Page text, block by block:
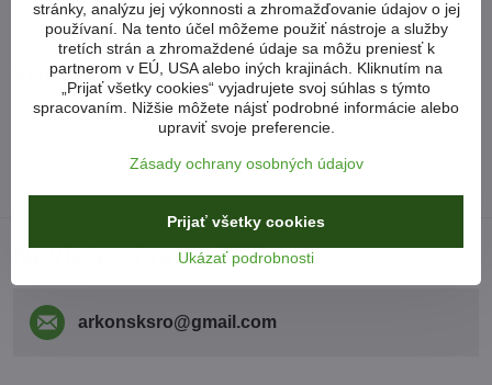
predlžovací kábel
praktický pevný kufrík
Viac z kategórie
NOVINKY DIAGNOSTIKA / SKÚŠAČKY / TESTERY
Neviete si poradiť?
arkonsksro​@gmail​.com
stránky, analýzu jej výkonnosti a zhromažďovanie údajov o jej
používaní. Na tento účel môžeme použiť nástroje a služby
tretích strán a zhromaždené údaje sa môžu preniesť k
partnerom v EÚ, USA alebo iných krajinách. Kliknutím na
„Prijať všetky cookies“ vyjadrujete svoj súhlas s týmto
spracovaním. Nižšie môžete nájsť podrobné informácie alebo
upraviť svoje preferencie.
Zásady ochrany osobných údajov
Ukázať podrobnosti
Prijať všetky cookies